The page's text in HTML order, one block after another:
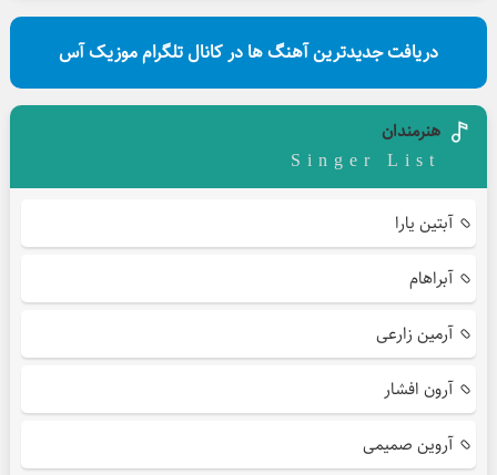
دریافت جدیدترین آهنگ ها در کانال تلگرام موزیک آس
هنرمندان
Singer List
آبتین یارا
آبراهام
آرمین زارعی
آرون افشار
آروین صمیمی